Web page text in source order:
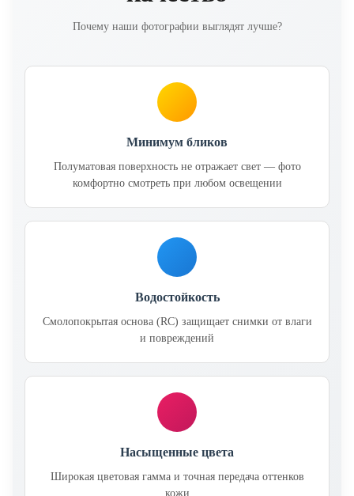
Почему наши фотографии выглядят лучше?
Минимум бликов
Полуматовая поверхность не отражает свет — фото
комфортно смотреть при любом освещении
Водостойкость
Смолопокрытая основа (RC) защищает снимки от влаги
и повреждений
Насыщенные цвета
Широкая цветовая гамма и точная передача оттенков
кожи